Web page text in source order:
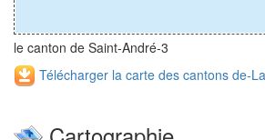
le canton de Saint-André-3
Télécharger la carte des cantons de-